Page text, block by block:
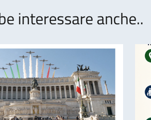
interessare anche..